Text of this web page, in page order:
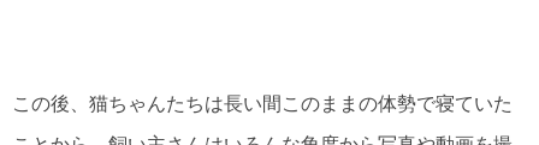
この後、猫ちゃんたちは長い間このままの体勢で寝ていた
ことから、飼い主さんはいろんな角度から写真や動画を撮